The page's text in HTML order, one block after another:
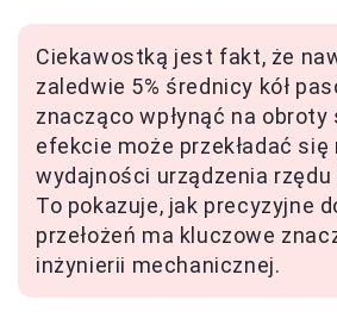
Ciekawostką jest fakt, że
zaledwie 5% średnicy kół
znacząco wpłynąć na obroty
efekcie może przekładać się
wydajności urządzenia
To pokazuje, jak precyzyjne
przełożeń ma kluczowe
inżynierii mechanicznej.